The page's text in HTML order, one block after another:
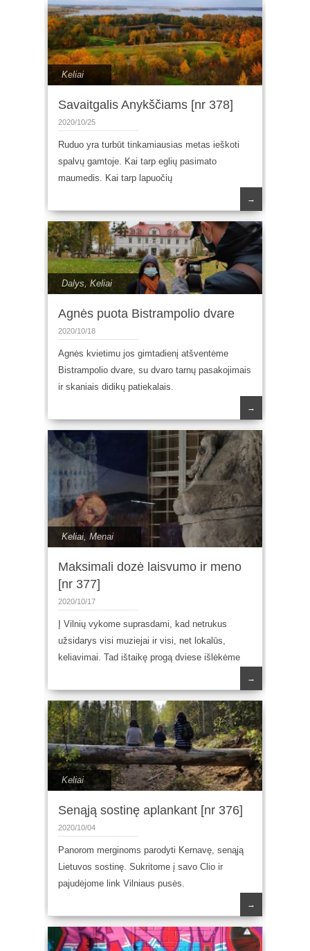
Keliai
Savaitgalis Anykščiams [nr 378]
2020/10/25
Ruduo yra turbūt tinkamiausias metas ieškoti
spalvų gamtoje. Kai tarp eglių pasimato
maumedis. Kai tarp lapuočių
→
Dalys Keliai
Agnės puota Bistrampolio dvare
2020/10/18
Agnės kvietimu jos gimtadienį atšventėme
Bistrampolio dvare, su dvaro tarnų pasakojimais
ir skaniais didikų patiekalais.
→
Keliai, Menai
Maksimali dozė laisvumo ir meno
[nr 377]
2020/10/17
Į Vilnių vykome suprasdami, kad netrukus
užsidarys visi muziejai ir visi, net lokalūs,
keliavimai. Tad ištaikę progą dviese išlėkėme
→
Keliai
Senąją sostinę aplankant [nr 376]
2020/10/04
Panorom merginoms parodyti Kernavę, senąją
Lietuvos sostinę. Sukritome į savo Clio ir
pajudėjome link Vilniaus pusės.
→